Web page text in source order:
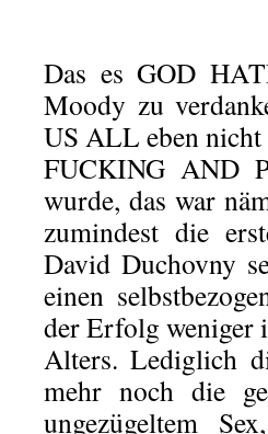
Das es GOD
Moody zu
US ALL eben
FUCKING AND
wurde, das war
zumindest die
David Duchovny
einen
der Erfolg weniger
Alters. Lediglich
mehr noch die
ungezügeltem